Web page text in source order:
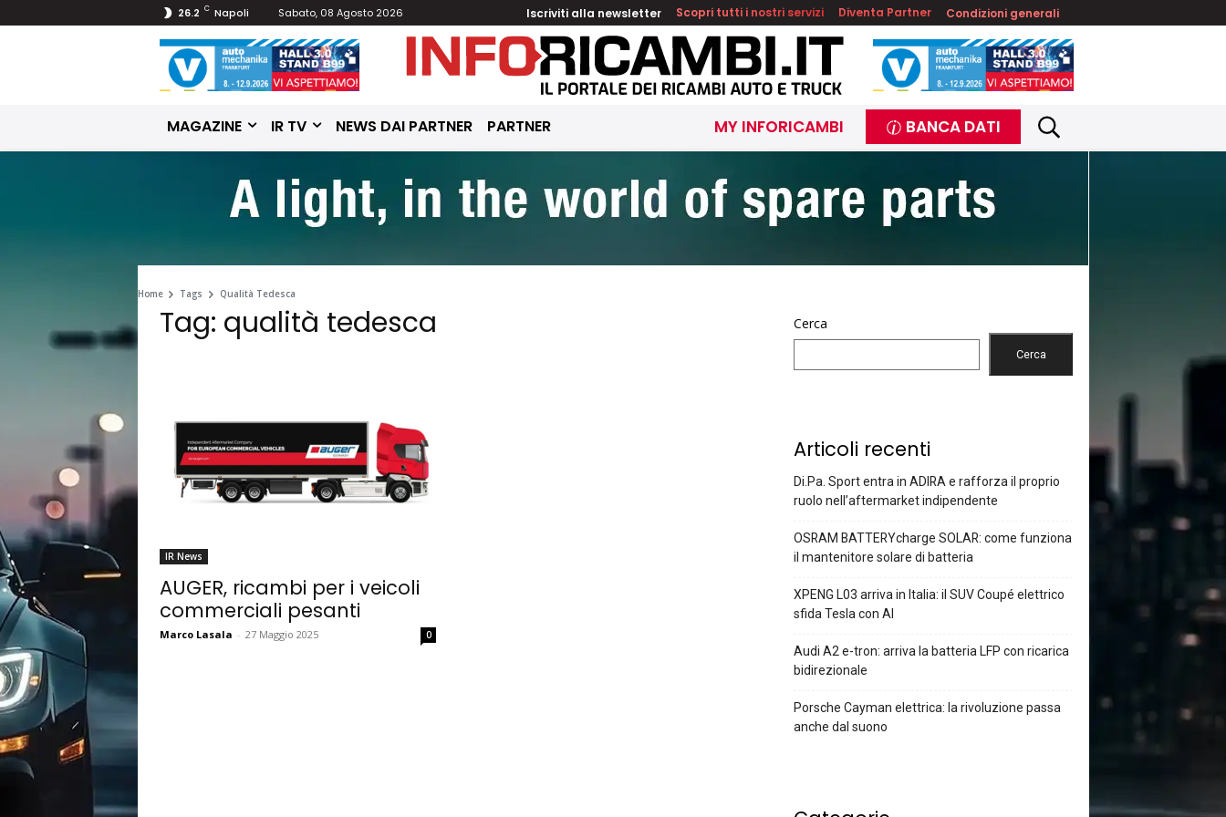
26.2 C Napoli Sabato, 08 Agosto 2026 Iscriviti alla newsletter Scopri tutti i nostri servizi Diventa Partner Condizioni generali
MAGAZINE IR TV NEWS DAI PARTNER PARTNER MY INFORICAMBI BANCA DATI
Home Tags Qualità Tedesca
Tag: qualità tedesca
IR News
AUGER, ricambi per i veicoli
commerciali pesanti
Marco Lasala - 27 Maggio 2025 0
Cerca
Cerca
Articoli recenti
Di.Pa. Sport entra in ADIRA e rafforza il proprio
ruolo nell’aftermarket indipendente
OSRAM BATTERYcharge SOLAR: come funziona
il mantenitore solare di batteria
XPENG L03 arriva in Italia: il SUV Coupé elettrico
sfida Tesla con AI
Audi A2 e-tron: arriva la batteria LFP con ricarica
bidirezionale
Porsche Cayman elettrica: la rivoluzione passa
anche dal suono